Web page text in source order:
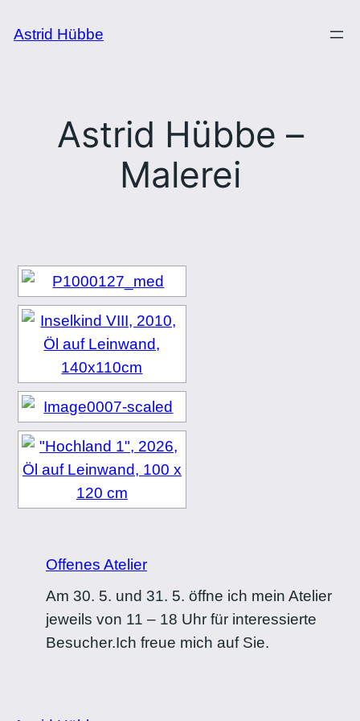
Inhalt
Astrid Hübbe
Astrid Hübbe –
Malerei
Offenes Atelier
Am 30. 5. und 31. 5. öffne ich mein Atelier
jeweils von 11 – 18 Uhr für interessierte
Besucher.Ich freue mich auf Sie.